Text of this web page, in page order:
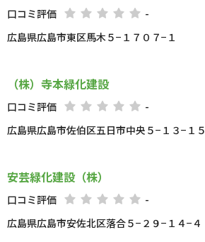
口コミ評価
-
広島県広島市東区馬木５−１７０７−１
（株）寺本緑化建設
口コミ評価
-
広島県広島市佐伯区五日市中央５−１３−１５
安芸緑化建設（株）
口コミ評価
-
広島県広島市安佐北区落合５−２９−１４−４